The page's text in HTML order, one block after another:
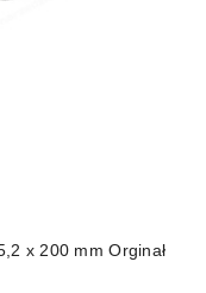
x 200 mm Orginał